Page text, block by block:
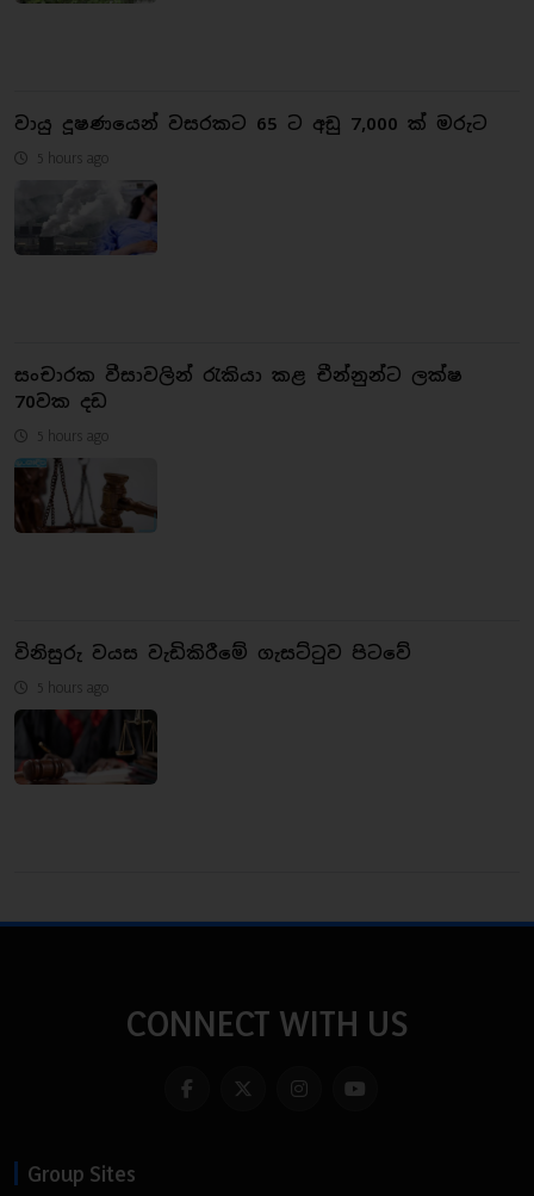
වායු දූෂණයෙන් වසරකට 65 ට අඩු 7,000 ක් මරුට
5 hours ago
සංචාරක වීසාවලින් රැකියා කළ චීන්නුන්ට ලක්ෂ
70වක දඩ
5 hours ago
විනිසුරු වයස වැඩිකිරීමේ ගැසට්ටුව පිටවේ
5 hours ago
CONNECT WITH US
Group Sites